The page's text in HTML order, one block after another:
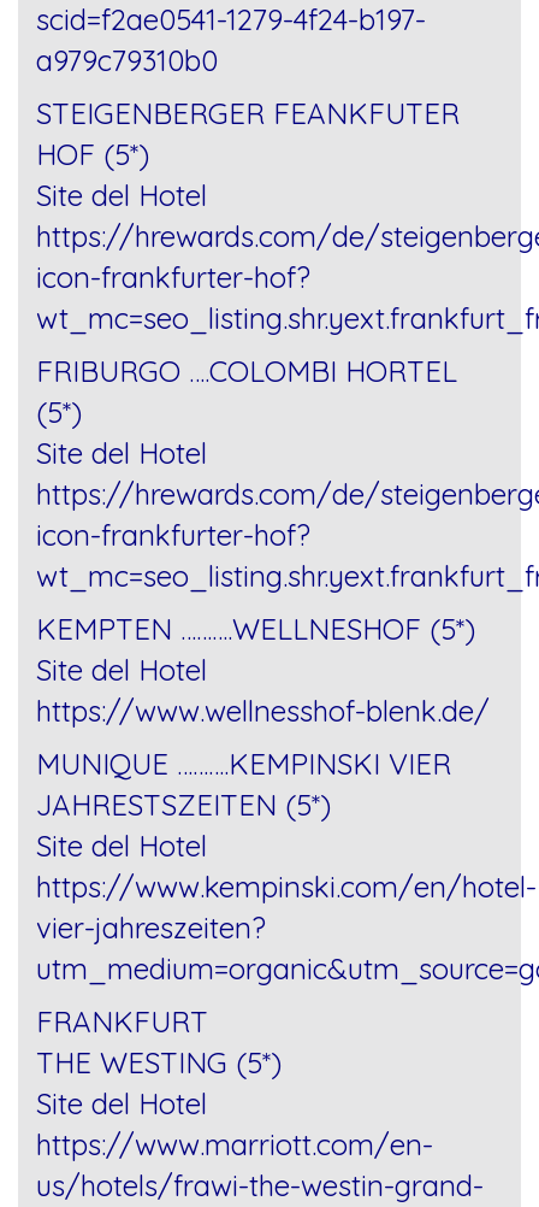
scid=f2ae0541-1279-4f24-b197-
a979c79310b0
STEIGENBERGER FEANKFUTER
HOF (5*)
Site del Hotel
https://hrewards.com/de/
icon-frankfurter-hof?
FRIBURGO ….COLOMBI HORTEL
(5*)
Site del Hotel
https://hrewards.com/de/
icon-frankfurter-hof?
KEMPTEN ……….WELLNESHOF (5*)
Site del Hotel
https://www.wellnesshof-blenk.de/
MUNIQUE ……….KEMPINSKI VIER
JAHRESTSZEITEN (5*)
Site del Hotel
https://www.kempinski.com/en/hotel-
vier-jahreszeiten?
FRANKFURT
THE WESTING (5*)
Site del Hotel
https://www.marriott.com/en-
us/hotels/frawi-the-westin-grand-